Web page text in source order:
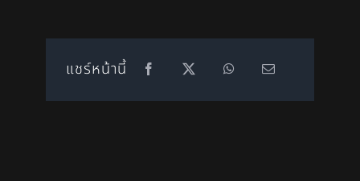
แชร์หน้านี้